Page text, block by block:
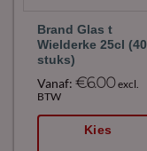
Brand Glas t
Wielderke 25cl (40
stuks)
Vanaf:€6.00excl.
BTW
Kies